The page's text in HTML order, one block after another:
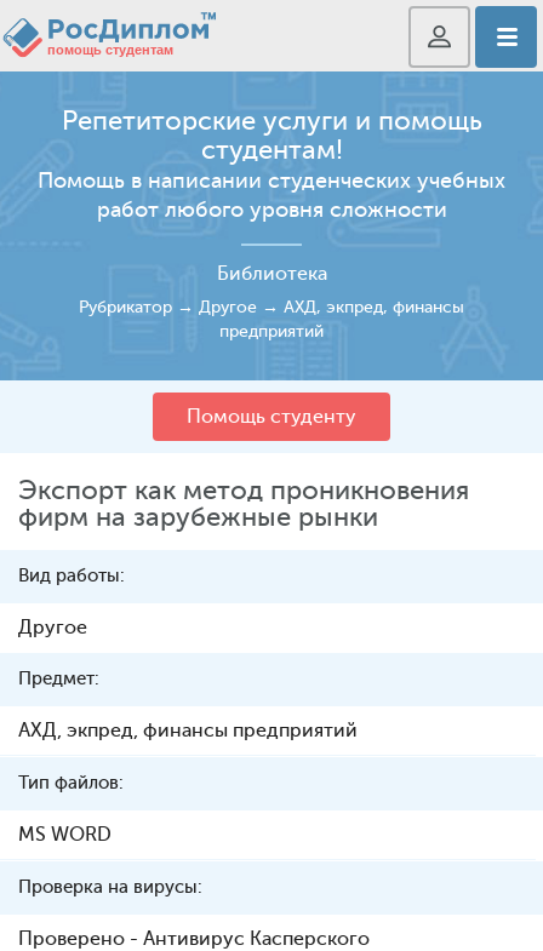
Репетиторские услуги и помощь
студентам!
Помощь в написании студенческих учебных
работ любого уровня сложности
Библиотека
Рубрикатор → Другое → АХД, экпред, финансы
предприятий
Помощь студенту
Экспорт как метод проникновения
фирм на зарубежные рынки
Вид работы:
Другое
Предмет:
АХД, экпред, финансы предприятий
Тип файлов:
MS WORD
Проверка на вирусы:
Проверено - Антивирус Касперского